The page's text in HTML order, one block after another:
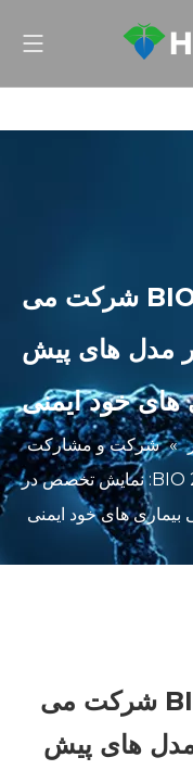
HKeybio در BIO 2024 شرکت می
مدل های پیش
های خود ایمنی
» شرکت و مشارکت
HKeybio برای شرکت در BIO 2024: نمایش تخصص در
بیماری های خود ایمنی
HKeybio در BIO 2024 شرکت می
های پیش